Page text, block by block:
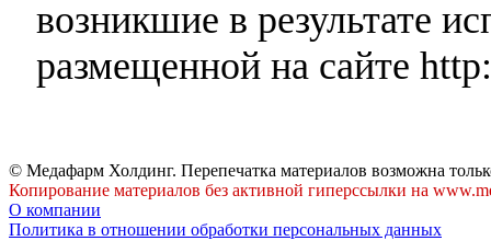
возникшие в результате
размещенной на сайте
© Медафарм Холдинг. Перепечатка материалов возможна
Копирование материалов без активной гиперссылки на
О компании
Политика в отношении обработки персональных данных